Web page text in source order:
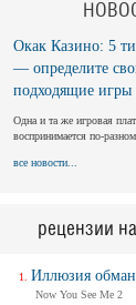
Окак Казино: 5
— определите
подходящие игры
Одна и та же игровая
воспринимается по-
все новости...
рецензии
Иллюзия
Now You See Me 2